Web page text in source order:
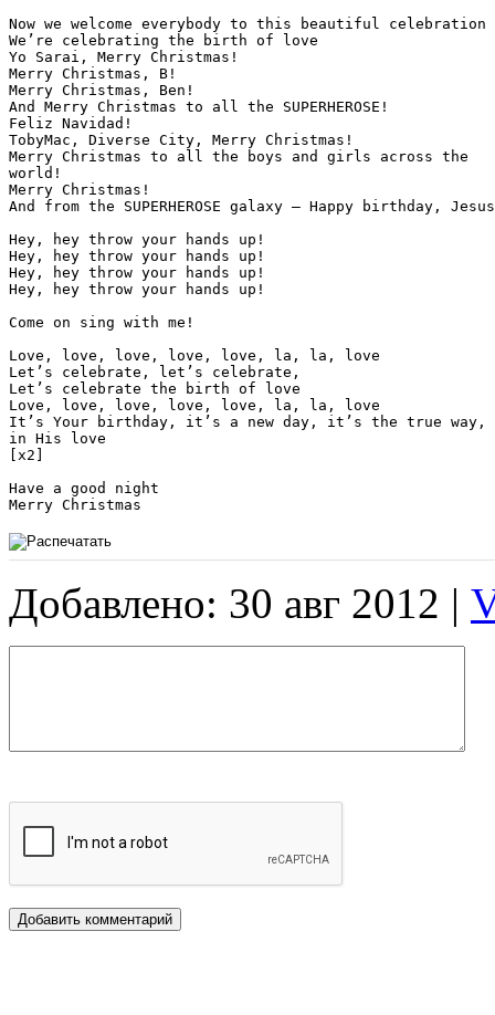
Now we welcome everybody to this beautiful celebration
We’re celebrating the birth of love
Yo Sarai, Merry Christmas!
Merry Christmas, B!
Merry Christmas, Ben!
And Merry Christmas to all the SUPERHEROSE!
Feliz Navidad!
TobyMac, Diverse City, Merry Christmas!
Merry Christmas to all the boys and girls across the
world!
Merry Christmas!
And from the SUPERHEROSE galaxy – Happy birthday,
Hey, hey throw your hands up!
Hey, hey throw your hands up!
Hey, hey throw your hands up!
Hey, hey throw your hands up!
Come on sing with me!
Love, love, love, love, love, la, la, love
Let’s celebrate, let’s celebrate,
Let’s celebrate the birth of love
Love, love, love, love, love, la, la, love
It’s Your birthday, it’s a new day, it’s the true way,
in His love
[x2]
Have a good night
Merry Christmas
Добавлено: 30 авг 2012 |